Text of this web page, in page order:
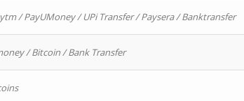
/ PayUMoney / UPi Transfer / Paysera / Banktransfer
/ Bitcoin / Bank Transfer